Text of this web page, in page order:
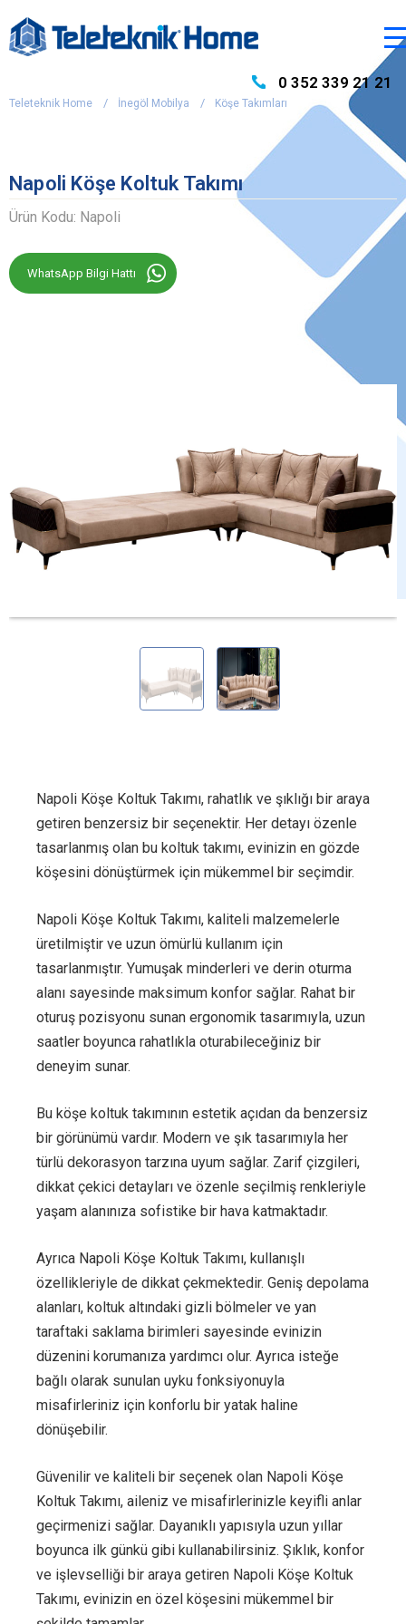
0 352 339 21 21
Teleteknik Home İnegöl Mobilya Köşe Takımları
Napoli Köşe Koltuk Takımı
Ürün Kodu: Napoli
WhatsApp Bilgi Hattı
Napoli Köşe Koltuk Takımı, rahatlık ve şıklığı bir araya
getiren benzersiz bir seçenektir. Her detayı özenle
tasarlanmış olan bu koltuk takımı, evinizin en gözde
köşesini dönüştürmek için mükemmel bir seçimdir.
Napoli Köşe Koltuk Takımı, kaliteli malzemelerle
üretilmiştir ve uzun ömürlü kullanım için
tasarlanmıştır. Yumuşak minderleri ve derin oturma
alanı sayesinde maksimum konfor sağlar. Rahat bir
oturuş pozisyonu sunan ergonomik tasarımıyla, uzun
saatler boyunca rahatlıkla oturabileceğiniz bir
deneyim sunar.
Bu köşe koltuk takımının estetik açıdan da benzersiz
bir görünümü vardır. Modern ve şık tasarımıyla her
türlü dekorasyon tarzına uyum sağlar. Zarif çizgileri,
dikkat çekici detayları ve özenle seçilmiş renkleriyle
yaşam alanınıza sofistike bir hava katmaktadır.
Ayrıca Napoli Köşe Koltuk Takımı, kullanışlı
özellikleriyle de dikkat çekmektedir. Geniş depolama
alanları, koltuk altındaki gizli bölmeler ve yan
taraftaki saklama birimleri sayesinde evinizin
düzenini korumanıza yardımcı olur. Ayrıca isteğe
bağlı olarak sunulan uyku fonksiyonuyla
misafirleriniz için konforlu bir yatak haline
dönüşebilir.
Güvenilir ve kaliteli bir seçenek olan Napoli Köşe
Koltuk Takımı, aileniz ve misafirlerinizle keyifli anlar
geçirmenizi sağlar. Dayanıklı yapısıyla uzun yıllar
boyunca ilk günkü gibi kullanabilirsiniz. Şıklık, konfor
ve işlevselliği bir araya getiren Napoli Köşe Koltuk
Takımı, evinizin en özel köşesini mükemmel bir